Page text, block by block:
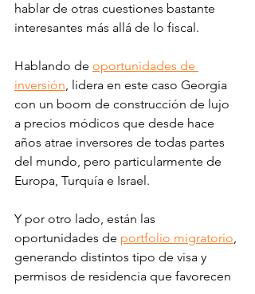
hablar de otras cuestiones bastante
interesantes más allá de lo fiscal.
Hablando de oportunidades de
inversión, lidera en este caso Georgia
con un boom de construcción de lujo
a precios módicos que desde hace
años atrae inversores de todas partes
del mundo, pero particularmente de
Europa, Turquía e Israel.
Y por otro lado, están las
oportunidades de portfolio migratorio,
generando distintos tipo de visa y
permisos de residencia que favorecen